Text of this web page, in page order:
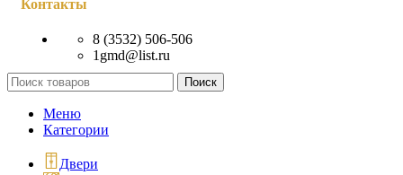
Контакты
8 (3532) 506-506
1gmd@list.ru
Поиск
Меню
Категории
Двери